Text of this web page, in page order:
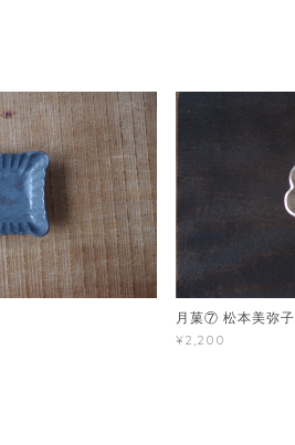
月菓⑦ 松本美弥子
¥2,200